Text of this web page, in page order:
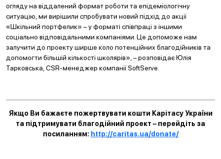
огляду на віддалений формат роботи та епідеміологічну
ситуацію, ми вирішили спробувати новий підхід до акції
«Шкільний портфелик» – у форматі співпраці з іншими
соціально відповідальними компаніями. Це допоможе нам
залучити до проекту ширше коло потенційних благодійників та
допомогти більшій кількості школярів», – розповідає Юлія
Тарковська, CSR-менеджер компанії SoftServe.
Якщо Ви бажаєте пожертвувати кошти Карітасу України
та підтримувати благодійний проект – перейдіть за
посиланням: http://caritas.ua/donate/